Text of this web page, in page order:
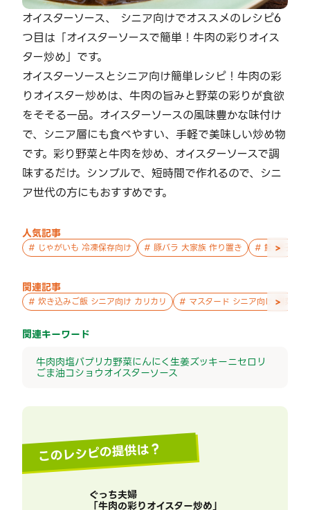
オイスターソース、 シニア向けでオススメのレシピ6
つ目は「オイスターソースで簡単！牛肉の彩りオイス
ター炒め」です。
オイスターソースとシニア向け簡単レシピ！牛肉の彩
りオイスター炒めは、牛肉の旨みと野菜の彩りが食欲
をそそる一品。オイスターソースの風味豊かな味付け
で、シニア層にも食べやすい、手軽で美味しい炒め物
です。彩り野菜と牛肉を炒め、オイスターソースで調
味するだけ。シンプルで、短時間で作れるので、シニ
ア世代の方にもおすすめです。
人気記事
# じゃがいも 冷凍保存向け # 豚バラ 大家族 作り置き # 鮭 親子 作
>
関連記事
# 炊き込みご飯 シニア向け カリカリ # マスタード シニア向け 副菜
>
関連キーワード
牛肉肉塩パプリカ野菜にんにく生姜ズッキーニセロリ
ごま油コショウオイスターソース
このレシピの提供は？
ぐっち夫婦
「牛肉の彩りオイスター炒め」